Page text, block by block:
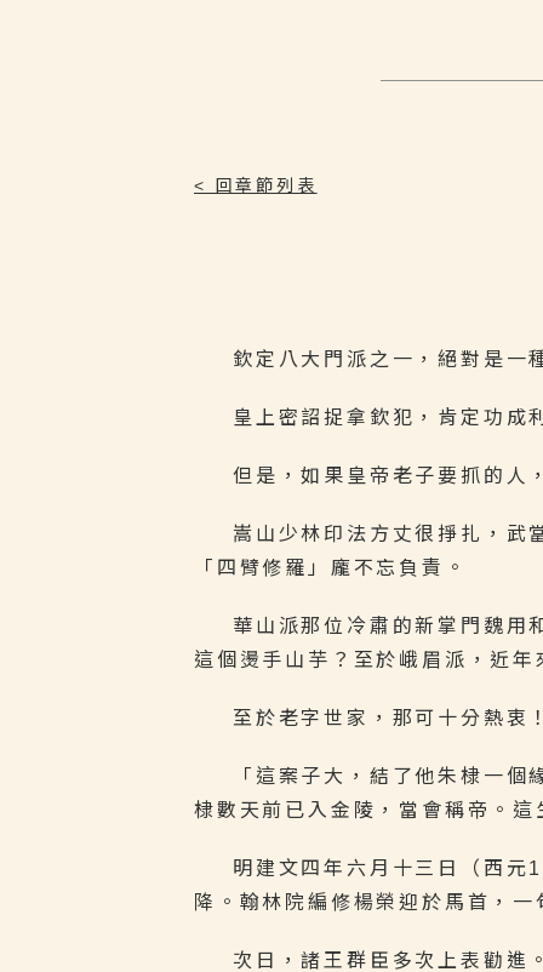
< 回章節列表
欽定八大門派之一，絕對是一
皇上密詔捉拿欽犯，肯定功成
但是，如果皇帝老子要抓的人
嵩山少林印法方丈很掙扎，武
「四臂修羅」龐不忘負責。
華山派那位冷肅的新掌門魏用
這個燙手山芋？至於峨眉派，近
至於老字世家，那可十分熱衷
「這案子大，結了他朱棣一
棣數天前已入金陵，當會稱帝。這
明建文四年六月十三日（西
降。翰林院編修楊榮迎於馬首，
次日，諸王群臣多次上表勸進